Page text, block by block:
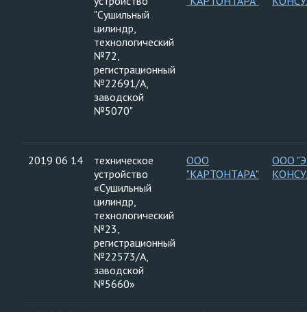
"Сушильный
цилиндр,
технологический
№72,
регистрационный
№22691/А,
заводской
№5070"
2019 06 14
техническое
устройство
«Сушильный
цилиндр,
технологический
№23,
регистрационный
№22573/А,
заводской
№5660»
ООО
"КАРТОНТАРА"
ООО